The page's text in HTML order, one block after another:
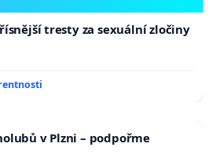
tresty za sexuální zločiny
v Plzni – podpořme